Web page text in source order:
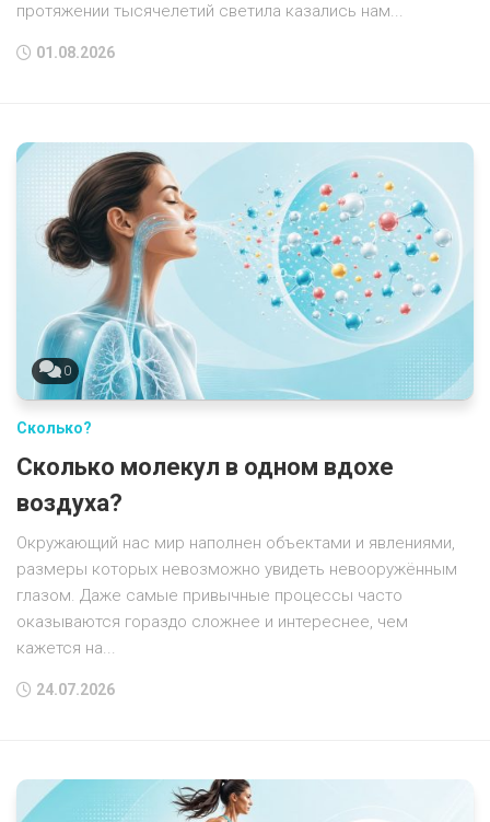
протяжении тысячелетий светила казались нам...
01.08.2026
0
Сколько?
Сколько молекул в одном вдохе
воздуха?
Окружающий нас мир наполнен объектами и явлениями,
размеры которых невозможно увидеть невооружённым
глазом. Даже самые привычные процессы часто
оказываются гораздо сложнее и интереснее, чем
кажется на...
24.07.2026